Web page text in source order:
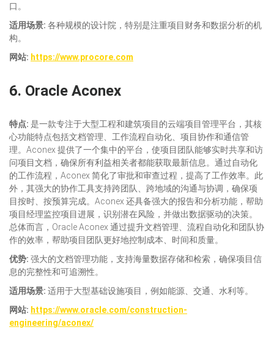
口。
适用场景: 各种规模的设计院，特别是注重项目财务和数据分析的机
构。
网站: https://www.procore.com
6. Oracle Aconex
特点: 是一款专注于大型工程和建筑项目的云端项目管理平台，其核
心功能特点包括文档管理、工作流程自动化、项目协作和通信管
理。Aconex 提供了一个集中的平台，使项目团队能够实时共享和访
问项目文档，确保所有利益相关者都能获取最新信息。通过自动化
的工作流程，Aconex 简化了审批和审查过程，提高了工作效率。此
外，其强大的协作工具支持跨团队、跨地域的沟通与协调，确保项
目按时、按预算完成。Aconex 还具备强大的报告和分析功能，帮助
项目经理监控项目进展，识别潜在风险，并做出数据驱动的决策。
总体而言，Oracle Aconex 通过提升文档管理、流程自动化和团队协
作的效率，帮助项目团队更好地控制成本、时间和质量。
优势: 强大的文档管理功能，支持海量数据存储和检索，确保项目信
息的完整性和可追溯性。
适用场景: 适用于大型基础设施项目，例如能源、交通、水利等。
网站: https://www.oracle.com/construction-
engineering/aconex/